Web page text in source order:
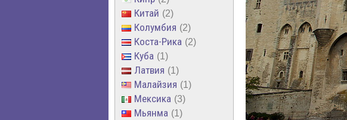
Китай 2
Колумбия 2
Коста-Рика 2
Куба 1
Латвия 1
Малайзия 1
Мексика 3
Мьянма 1